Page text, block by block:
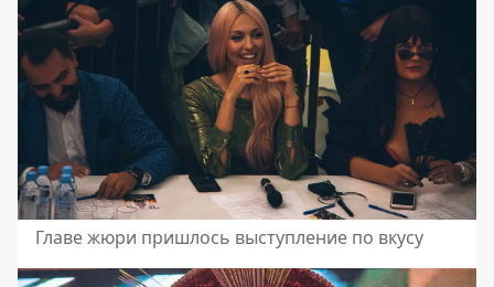
Главе жюри пришлось выступление по вкусу